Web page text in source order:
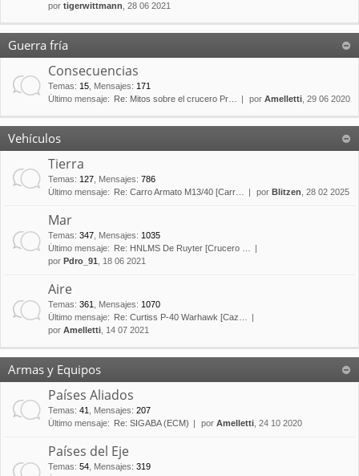
por tigerwittmann , 28 06 2021
Guerra fría
Consecuencias
Temas: 15 Mensajes: 171
Último mensaje:
Re: Mitos sobre el crucero Pr… por Amelletti , 29 06 2020
Vehículos
Tierra
Temas: 127 Mensajes: 786
Último mensaje:
Re: Carro Armato M13/40 [Carr… por Blitzen , 28 02 2025
Mar
Temas: 347 Mensajes: 1035
Último mensaje:
Re: HNLMS De Ruyter [Crucero …
por Pdro_91 , 18 06 2021
Aire
Temas: 361 Mensajes: 1070
Último mensaje:
Re: Curtiss P-40 Warhawk [Caz…
por Amelletti , 14 07 2021
Armas y Equipos
Países Aliados
Temas: 41 Mensajes: 207
Último mensaje:
Re: SIGABA (ECM) por Amelletti , 24 10 2020
Países del Eje
Temas: 54 Mensajes: 319